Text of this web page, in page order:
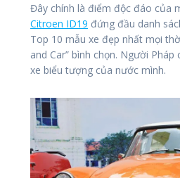
Đây chính là điểm độc đáo của
Citroen ID19 đứng đầu danh
Top 10 mẫu xe đẹp nhất mọi
and Car” bình chọn. Người
xe biểu tượng của nước mình.